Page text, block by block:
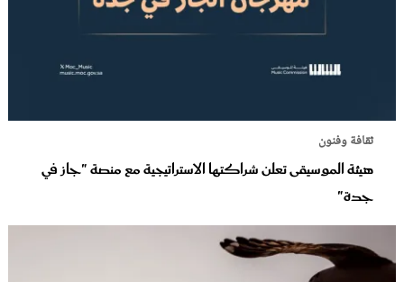
ثقافة وفنون
هيئة الموسيقى تعلن شراكتها الاستراتيجية مع منصة "جاز في
جدة"